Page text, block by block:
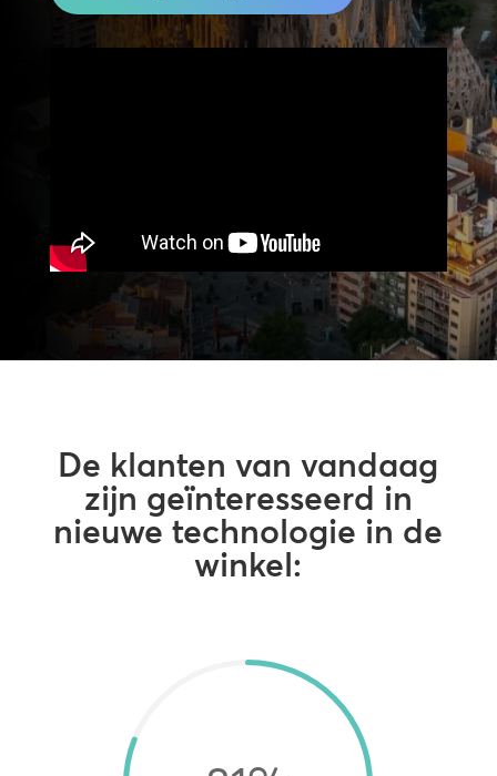
De klanten van vandaag
zijn geïnteresseerd in
nieuwe technologie in de
winkel: